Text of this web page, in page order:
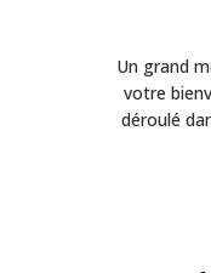
Un grand
votre
déroulé